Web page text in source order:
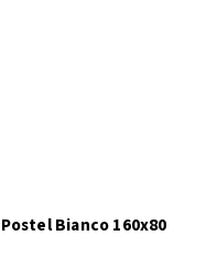
Postel Bianco 160x80